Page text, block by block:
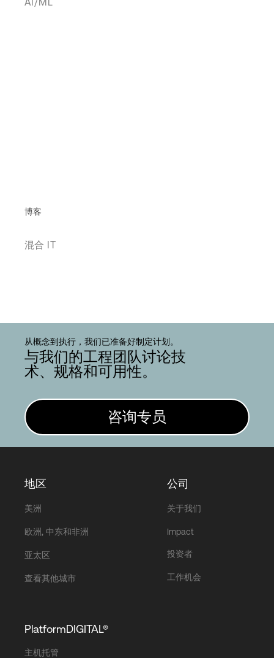
博客
混合 IT
从概念到执行，我们已准备好制定计划。
与我们的工程团队讨论技
术、规格和可用性。
咨询专员
地区
美洲
欧洲, 中东和非洲
亚太区
查看其他城市
公司
关于我们
Impact
投资者
工作机会
PlatformDIGITAL®
主机托管